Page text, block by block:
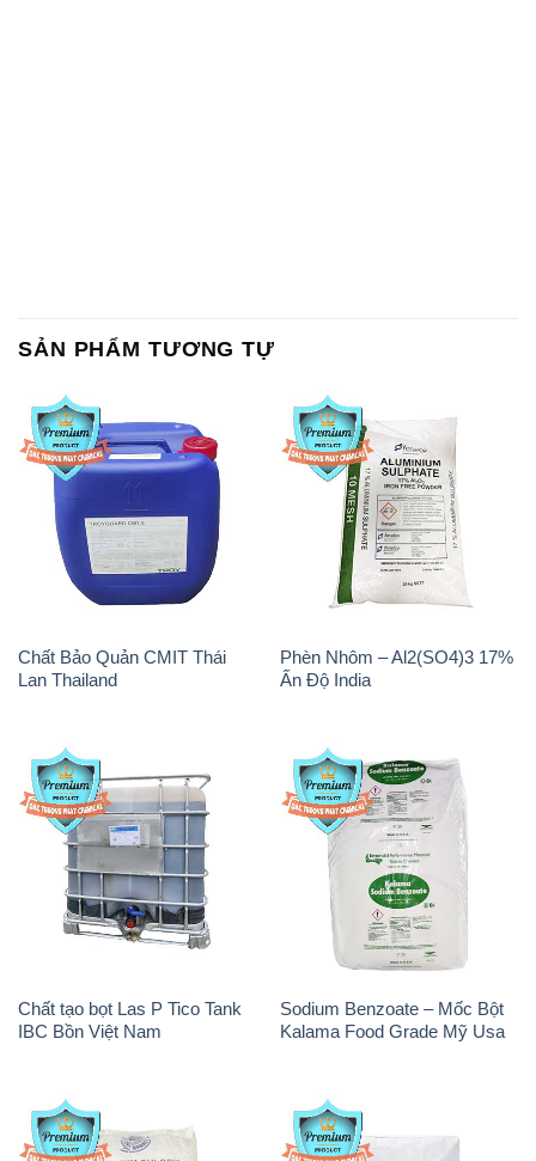
SẢN PHẨM TƯƠNG TỰ
Chất Bảo Quản CMIT Thái
Lan Thailand
Phèn Nhôm – Al2(SO4)3 17%
Ấn Độ India
Chất tạo bọt Las P Tico Tank
IBC Bồn Việt Nam
Sodium Benzoate – Mốc Bột
Kalama Food Grade Mỹ Usa